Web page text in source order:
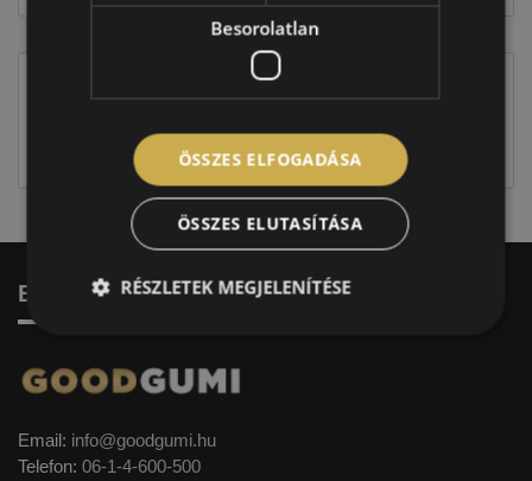
Figyelem a feltüntetett címke adatok tájékoztató
címkével ellátott abroncs kerül kiszállításra.
Elérhetőség
Email: info@goodgumi.hu
Telefon: 06-1-4-600-500
Besorolatlan
ÖSSZES ELFOGADÁSA
ÖSSZES ELUTASÍTÁSA
RÉSZLETEK MEGJELENÍTÉSE